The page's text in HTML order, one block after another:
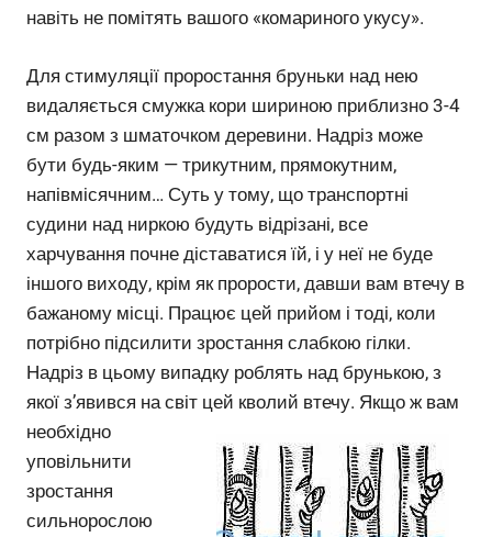
навіть не помітять вашого «комариного укусу».
Для стимуляції проростання бруньки над нею
видаляється смужка кори шириною приблизно 3-4
см разом з шматочком деревини. Надріз може
бути будь-яким — трикутним, прямокутним,
напівмісячним… Суть у тому, що транспортні
судини над ниркою будуть відрізані, все
харчування почне діставатися їй, і у неї не буде
іншого виходу, крім як прорости, давши вам втечу в
бажаному місці. Працює цей прийом і тоді, коли
потрібно підсилити зростання слабкою гілки.
Надріз в цьому випадку роблять над брунькою, з
якої з’явився на світ цей кволий втечу. Якщо ж вам
необхідно
уповільнити
зростання
сильнорослою